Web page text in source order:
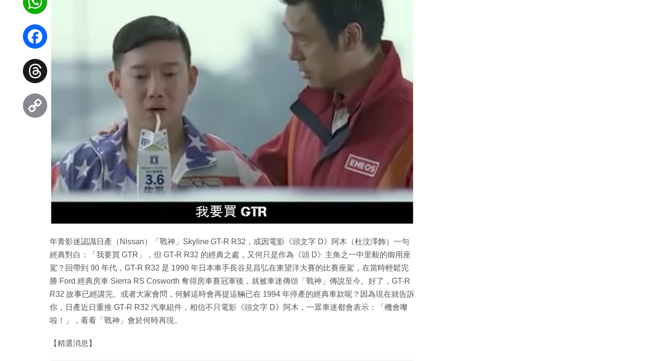
年青影迷認識日產（Nissan）「戰神」Skyline GT-R R32，或因電影《頭文字 D》阿木（杜汶澤飾）一句
經典對白：「我要買 GTR」，但 GT-R R32 的經典之處，又何只是作為《頭 D》主角之一中里毅的御用座
駕？回帶到 90 年代，GT-R R32 是 1990 年日本車手長谷見昌弘在東望洋大賽的比賽座駕，在當時輕鬆完
勝 Ford 經典房車 Sierra RS Cosworth 奪得房車賽冠軍後，就被車迷傳頌「戰神」傳說至今。好了，GT-R
R32 故事已經講完。或者大家會問，何解這時會再提這輛已在 1994 年停產的經典車款呢？因為現在就告訴
你，日產近日重推 GT-R R32 汽車組件，相信不只電影《頭文字 D》阿木，一眾車迷都會表示：「機會嚟
啦！」，看看「戰神」會於何時再現。
【精選消息】
WhatsApp
Facebook
Threads